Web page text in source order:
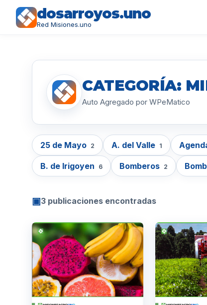
dosarroyos.uno
Red Misiones.uno
CATEGORÍA:
Auto Agregado por WPeMatico
25 de Mayo 2 A. del Valle 1
B. de Irigoyen 6 Bomberos 2
▣3 publicaciones encontradas